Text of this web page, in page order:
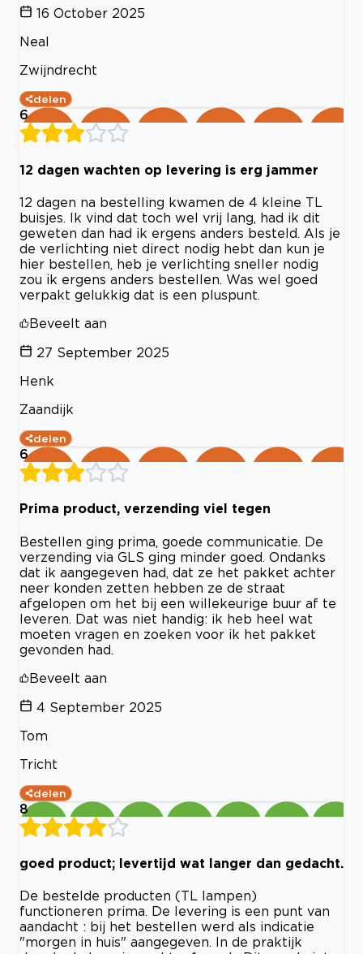
16 October 2025
Neal
Zwijndrecht
delen
6
12 dagen wachten op levering is erg jammer
12 dagen na bestelling kwamen de 4 kleine TL
buisjes. Ik vind dat toch wel vrij lang, had ik dit
geweten dan had ik ergens anders besteld. Als je
de verlichting niet direct nodig hebt dan kun je
hier bestellen, heb je verlichting sneller nodig
zou ik ergens anders bestellen. Was wel goed
verpakt gelukkig dat is een pluspunt.
Beveelt aan
27 September 2025
Henk
Zaandijk
delen
6
Prima product, verzending viel tegen
Bestellen ging prima, goede communicatie. De
verzending via GLS ging minder goed. Ondanks
dat ik aangegeven had, dat ze het pakket achter
neer konden zetten hebben ze de straat
afgelopen om het bij een willekeurige buur af te
leveren. Dat was niet handig: ik heb heel wat
moeten vragen en zoeken voor ik het pakket
gevonden had.
Beveelt aan
4 September 2025
Tom
Tricht
delen
8
goed product; levertijd wat langer dan gedacht.
De bestelde producten (TL lampen)
functioneren prima. De levering is een punt van
aandacht : bij het bestellen werd als indicatie
"morgen in huis" aangegeven. In de praktijk